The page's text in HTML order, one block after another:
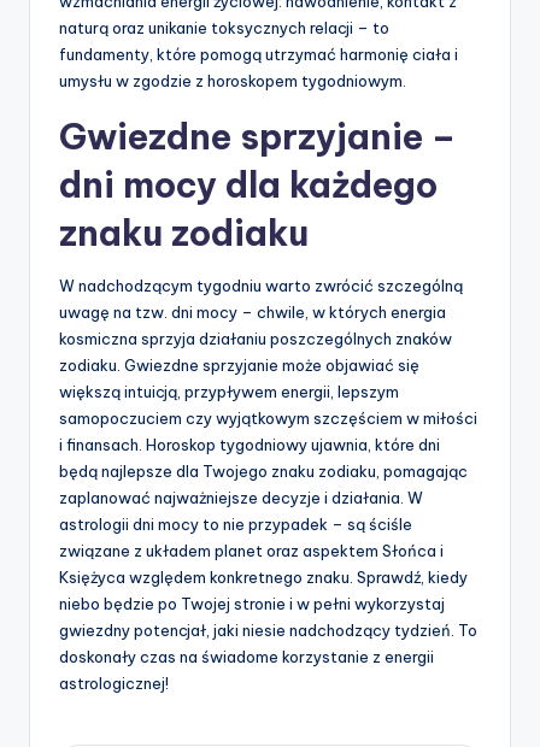
naturą oraz unikanie toksycznych relacji – to
fundamenty, które pomogą utrzymać harmonię ciała i
umysłu w zgodzie z horoskopem tygodniowym.
Gwiezdne sprzyjanie –
dni mocy dla każdego
znaku zodiaku
W nadchodzącym tygodniu warto zwrócić szczególną
uwagę na tzw. dni mocy – chwile, w których energia
kosmiczna sprzyja działaniu poszczególnych znaków
zodiaku. Gwiezdne sprzyjanie może objawiać się
większą intuicją, przypływem energii, lepszym
samopoczuciem czy wyjątkowym szczęściem w miłości
i finansach. Horoskop tygodniowy ujawnia, które dni
będą najlepsze dla Twojego znaku zodiaku, pomagając
zaplanować najważniejsze decyzje i działania. W
astrologii dni mocy to nie przypadek – są ściśle
związane z układem planet oraz aspektem Słońca i
Księżyca względem konkretnego znaku. Sprawdź, kiedy
niebo będzie po Twojej stronie i w pełni wykorzystaj
gwiezdny potencjał, jaki niesie nadchodzący tydzień. To
doskonały czas na świadome korzystanie z energii
astrologicznej!